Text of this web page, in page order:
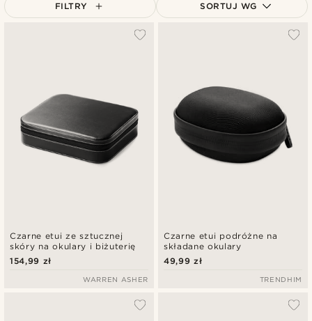
FILTRY SORTUJ WG
Najwyższa cena
Czarne etui ze sztucznej
skóry na okulary i biżuterię
154,99 zł
WARREN ASHER
Czarne etui podróżne na
składane okulary
49,99 zł
TRENDHIM